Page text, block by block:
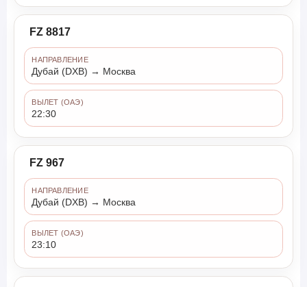
FZ 8817
НАПРАВЛЕНИЕ
Дубай (DXB) → Москва
ВЫЛЕТ (ОАЭ)
22:30
FZ 967
НАПРАВЛЕНИЕ
Дубай (DXB) → Москва
ВЫЛЕТ (ОАЭ)
23:10